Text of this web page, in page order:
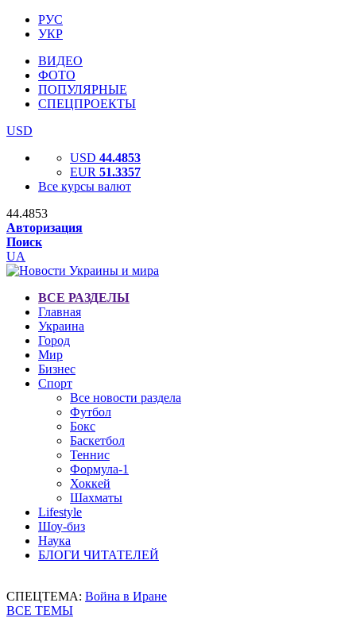
РУС
УКР
ВИДЕО
ФОТО
ПОПУЛЯРНЫЕ
СПЕЦПРОЕКТЫ
USD
USD 44.4853
EUR 51.3357
Все курсы валют
44.4853
Авторизация
Поиск
UA
ВСЕ РАЗДЕЛЫ
Главная
Украина
Город
Мир
Бизнес
Спорт
Все новости раздела
Футбол
Бокс
Баскетбол
Теннис
Формула-1
Хоккей
Шахматы
Lifestyle
Шоу-биз
Наука
БЛОГИ ЧИТАТЕЛЕЙ
СПЕЦТЕМА: Война в Иране
ВСЕ ТЕМЫ